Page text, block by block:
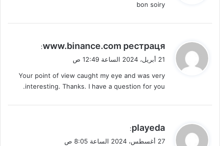
ل
bon soiry
ي
ق
ل
www.binance.com рестраця
:
21 أبريل، 2024 الساعة 12:49 ص
Your point of view caught my eye and was very
interesting. Thanks. I have a question for you.
ي
ق
playeda
:
27 أغسطس، 2024 الساعة 8:05 ص